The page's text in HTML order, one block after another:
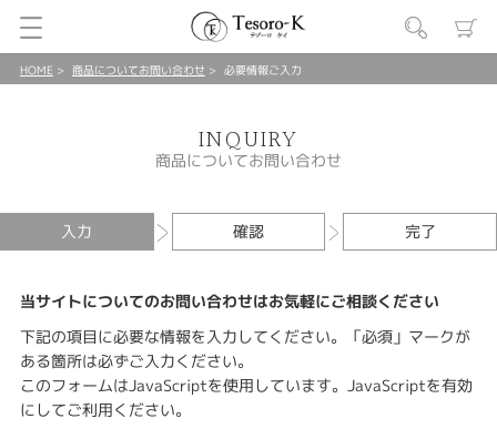
HOME 商品についてお問い合わせ 必要情報ご入力
INQUIRY
商品についてお問い合わせ
入力 確認 完了
当サイトについてのお問い合わせはお気軽にご相談ください
下記の項目に必要な情報を入力してください。「必須」マークが
ある箇所は必ずご入力ください。
このフォームはJavaScriptを使用しています。JavaScriptを有効
にしてご利用ください。